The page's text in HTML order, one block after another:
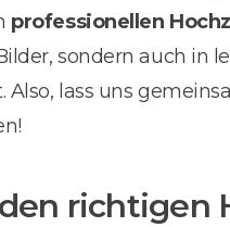
professionellen
sondern auch in
lass uns
richtigen